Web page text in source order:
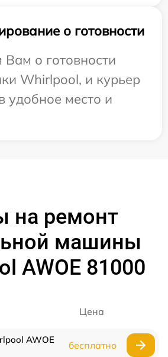
о готовности
о готовности
Whirlpool, и курьер
удобное место и
на ремонт
машины
AWOE 81000
Цена
AWOE
бесплатно